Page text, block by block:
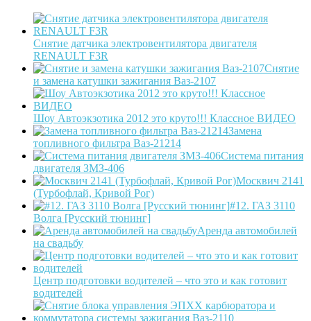
Снятие датчика электровентилятора двигателя
RENAULT F3R
Снятие
и замена катушки зажигания Ваз-2107
Шоу Автоэкзотика 2012 это круто!!! Классное ВИДЕО
Замена
топливного фильтра Ваз-21214
Система питания
двигателя ЗМЗ-406
Москвич 2141
(Турбофлай, Кривой Рог)
#12. ГАЗ 3110
Волга [Русский тюнинг]
Аренда автомобилей
на свадьбу
Центр подготовки водителей – что это и как готовит
водителей